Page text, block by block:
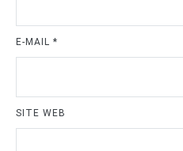
E-MAIL *
SITE WEB